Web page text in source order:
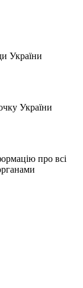
України
України
про всі